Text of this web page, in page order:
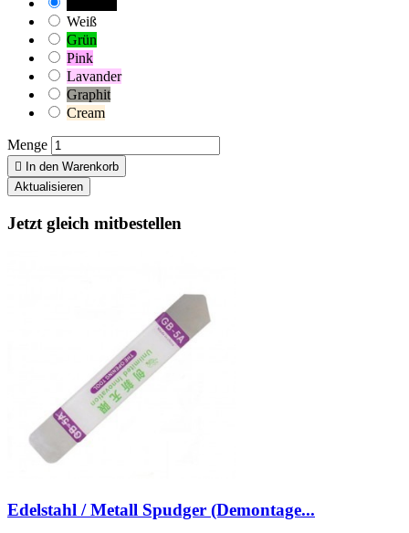
Weiß
Grün
Pink
Lavander
Graphit
Cream
Menge
 In den Warenkorb
Jetzt gleich mitbestellen
Edelstahl / Metall Spudger (Demontage...